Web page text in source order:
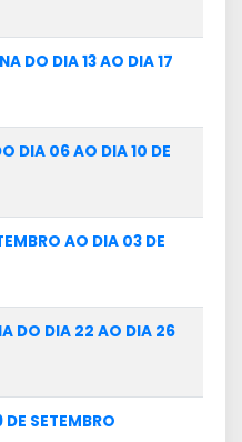
DO DIA 13 AO DIA 17
DIA 06 AO DIA 10 DE
AO DIA 03 DE
DO DIA 22 AO DIA 26
DE SETEMBRO